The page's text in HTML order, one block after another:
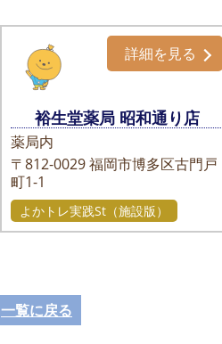
裕生堂薬局 昭和通り店
薬局内
〒812-0029福岡市博多区古門戸
町1-1
詳細を見る
よかトレ実践St（施設版）
一覧に戻る